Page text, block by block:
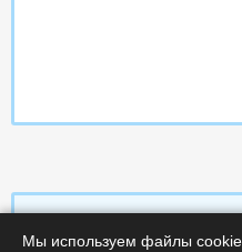
Мы используем файлы cookie